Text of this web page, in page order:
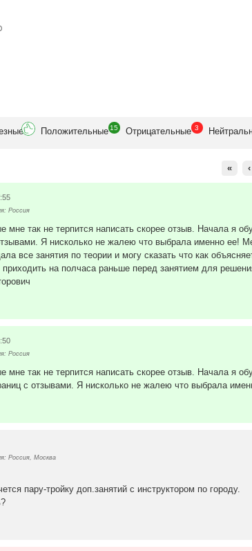
ые Положительные 15 Отрицательные 3 Нейтр
« ‹
Россия
мне так не терпится написать скорее отзыв. Начала я
Я нисколько не жалею что выбрала именно ее!
все занятия по теории и могу сказать что как
приходить на полчаса раньше перед занятием для
Россия
мне так не терпится написать скорее отзыв. Начала я
с отзывами. Я нисколько не жалею что выбрала
Россия, Москва
пару-тройку доп.занятий с инструктором по городу.